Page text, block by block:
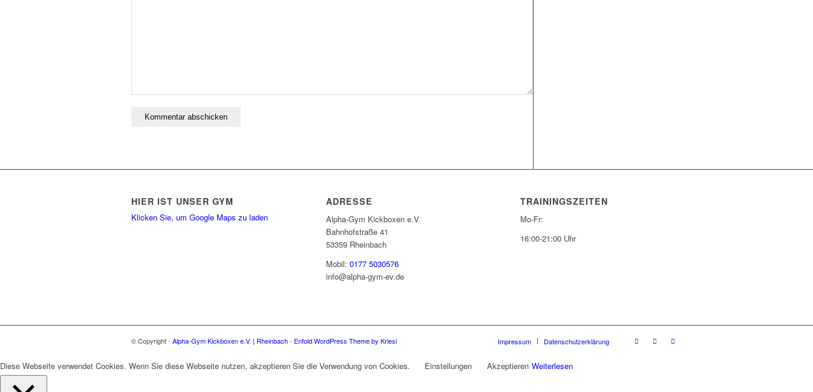
HIER IST UNSER GYM
Klicken Sie, um Google Maps zu laden
ADRESSE
Alpha-Gym Kickboxen e.V.
Bahnhofstraße 41
53359 Rheinbach
Mobil: 0177 5030576
info@alpha-gym-ev.de
TRAININGSZEITEN
Mo-Fr:
16:00-21:00 Uhr
© Copyright - Alpha-Gym Kickboxen e.V. | Rheinbach- Enfold WordPress Theme by Kriesi Impressum Datenschutzerklärung
Diese Webseite verwendet Cookies. Wenn Sie diese Webseite nutzen, akzeptieren Sie die Verwendung von Cookies. Einstellungen Akzeptieren Weiterlesen